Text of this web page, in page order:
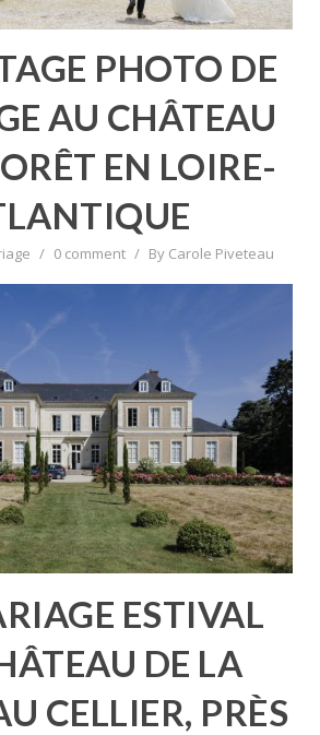
PHOTO DE
AU CHÂTEAU
EN LOIRE-
/ 0 comment / By Carole Piveteau
ESTIVAL
DE LA
CELLIER, PRÈS